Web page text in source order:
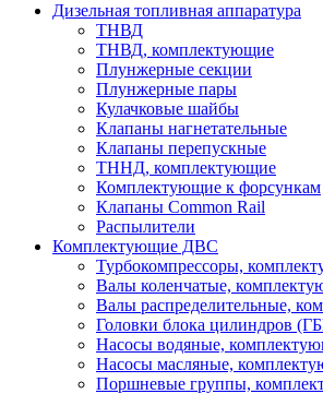
Дизельная топливная аппаратура
ТНВД
ТНВД, комплектующие
Плунжерные секции
Плунжерные пары
Кулачковые шайбы
Клапаны нагнетательные
Клапаны перепускные
ТННД, комплектующие
Комплектующие к форсункам
Клапаны Common Rail
Распылители
Комплектующие ДВС
Турбокомпрессоры,
Валы коленчатые,
Валы распределительные,
Головки блока цилиндров
Насосы водяные,
Насосы масляные,
Поршневые группы,